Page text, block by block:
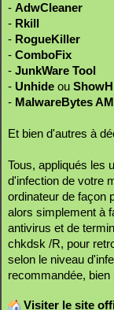
- AdwCleaner
- Rkill
- RogueKiller
- ComboFix
- JunkWare Tool
- Unhide ou
- MalwareBytes AM
Et bien d'autres à
Tous, appliqués les
d'infection de votre
ordinateur de façon
alors simplement à
antivirus et de
chkdsk /R, pour
selon le niveau
recommandée,
Visiter le site